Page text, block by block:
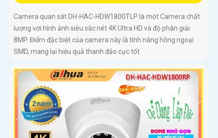
Camera quan sát DH-HAC-HDW1800TLP là một Camera chất
lượng với hình ảnh siêu sắc nét 4K Ultra HD và độ phân giải
8MP. Điểm đặc biệt của camera này là tính năng hồng ngoại
SMD, mang lại hiệu quả thanh đảo cực tốt